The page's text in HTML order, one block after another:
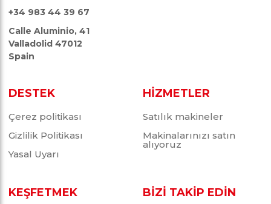
+34 983 44 39 67
Calle Aluminio, 41
Valladolid 47012
Spain
DESTEK
Çerez politikası
Gizlilik Politikası
Yasal Uyarı
HİZMETLER
Satılık makineler
Makinalarınızı satın
alıyoruz
KEŞFETMEK BİZİ TAKİP EDİN